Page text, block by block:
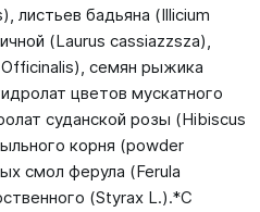
листьев бадьяна (Illicium
(Laurus cassiazzsza),
семян рыжика
цветов мускатного
суданской розы (Hibiscus
корня (powder
смол ферула (Ferula
(Styrax L.).*С